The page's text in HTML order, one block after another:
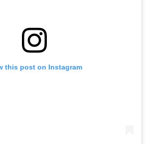
this post on Instagram